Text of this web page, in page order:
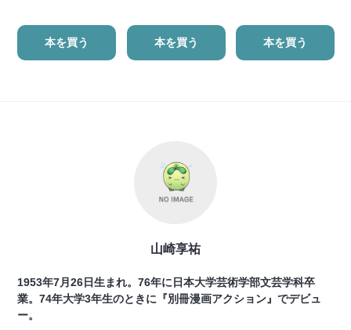
本を買う 本を買う 本を買う
山崎享祐
1953年7月26日生まれ。76年に日本大学芸術学部文芸学科卒
業。74年大学3年生のときに『別冊漫画アクション』でデビュ
ー。